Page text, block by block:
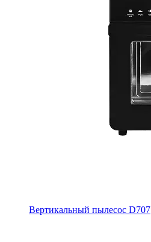
Вертикальный пылесос D707